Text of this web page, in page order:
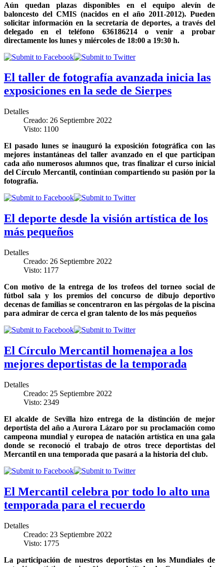
Aún quedan plazas disponibles en el equipo alevín de
baloncesto del CMIS (nacidos en el año 2011-2012). Pueden
solicitar información en la secretaría de deportes, a través del
delegado en el teléfono 636186214 o venir a probar
directamente los lunes y miércoles de 18:00 a 19:30 h.
El taller de fotografía avanzada inicia las
exposiciones en la sede de Sierpes
Detalles
Creado: 26 Septiembre 2022
Visto: 1100
El pasado lunes se inauguró la exposición fotográfica con las
mejores instantáneas del taller avanzado en el que participan
cada año numerosos alumnos que, tras finalizar el curso inicial
del Círculo Mercantil, continúan compartiendo su pasión por la
fotografía.
El deporte desde la visión artística de los
más pequeños
Detalles
Creado: 26 Septiembre 2022
Visto: 1177
Con motivo de la entrega de los trofeos del torneo social de
fútbol sala y los premios del concurso de dibujo deportivo
decenas de familias se concentraron en las pérgolas de la piscina
para admirar de cerca el gran talento de los más pequeños
El Círculo Mercantil homenajea a los
mejores deportistas de la temporada
Detalles
Creado: 25 Septiembre 2022
Visto: 2349
El alcalde de Sevilla hizo entrega de la distinción de mejor
deportista del año a Aurora Lázaro por su proclamación como
campeona mundial y europea de natación artística en una gala
donde se reconoció el trabajo de otros trece deportistas del
Mercantil en una temporada que pasará a la historia del club.
El Mercantil celebra por todo lo alto una
temporada para el recuerdo
Detalles
Creado: 23 Septiembre 2022
Visto: 1775
La participación de nuestros deportistas en los Mundiales de